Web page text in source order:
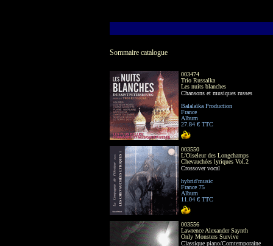
Sommaire catalogue
003474
Trio Russalka
Les nuits blanches
Chansons et musiques russes
Balalaïka Production
France
Album
27.84 € TTC
003550
L'Oiseleur des Longchamps
Chevauchées lyriques Vol.2
Crossover vocal
hybrid'music
France 75
Album
11.04 € TTC
003556
Lawrence Alexander Saynth
Only Monsters Survive
Classique piano/Comtemporaine